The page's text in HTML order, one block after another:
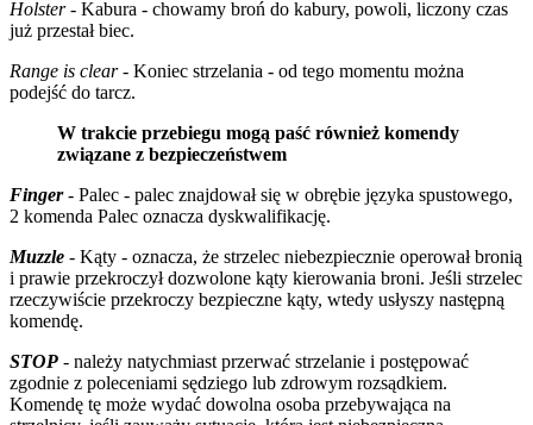
Holster- Kabura - chowamy broń do kabury, powoli, liczony czas
już przestał biec.
Range is clear- Koniec strzelania - od tego momentu można
podejść do tarcz.
W trakcie przebiegu mogą paść również komendy
związane z bezpieczeństwem
Finger- Palec - palec znajdował się w obrębie języka spustowego,
2 komenda Palec oznacza dyskwalifikację.
Muzzle - Kąty - oznacza, że strzelec niebezpiecznie operował bronią
i prawie przekroczył dozwolone kąty kierowania broni. Jeśli strzelec
rzeczywiście przekroczy bezpieczne kąty, wtedy usłyszy następną
komendę.
STOP - należy natychmiast przerwać strzelanie i postępować
zgodnie z poleceniami sędziego lub zdrowym rozsądkiem.
Komendę tę może wydać dowolna osoba przebywająca na